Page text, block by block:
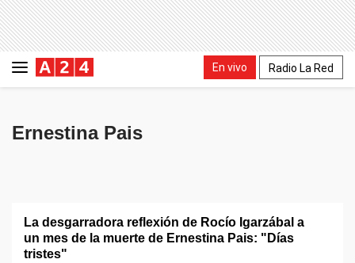
En vivo Radio La Red
Ernestina Pais
La desgarradora reflexión de Rocío Igarzábal a
un mes de la muerte de Ernestina Pais: "Días
tristes"